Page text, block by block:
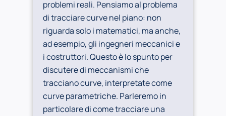
problemi reali. Pensiamo al problema
di tracciare curve nel piano: non
riguarda solo i matematici, ma anche,
ad esempio, gli ingegneri meccanici e
i costruttori. Questo è lo spunto per
discutere di meccanismi che
tracciano curve, interpretate come
curve parametriche. Parleremo in
particolare di come tracciare una